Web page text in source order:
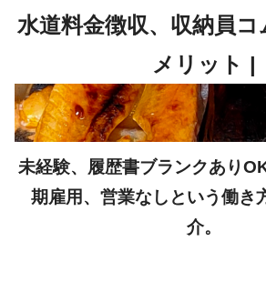
未経験、履歴書ブランクあり
期雇用、営業なしという働き
介。